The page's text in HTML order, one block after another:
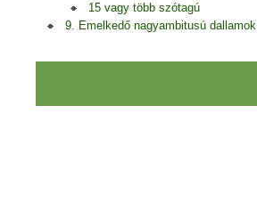
15 vagy több szótagú
9. Emelkedő nagyambitusú dallamok